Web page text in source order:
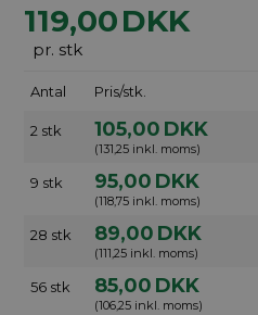
119,00DKK
pr. stk
Antal Pris/stk.
2 stk 105,00 DKK
(131,25 inkl. moms)
9 stk 95,00 DKK
(118,75 inkl. moms)
28 stk 89,00 DKK
(111,25 inkl. moms)
56 stk 85,00 DKK
(106,25 inkl. moms)